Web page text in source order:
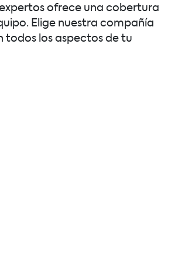
ofrece una cobertura
Elige nuestra compañía
todos los aspectos de tu